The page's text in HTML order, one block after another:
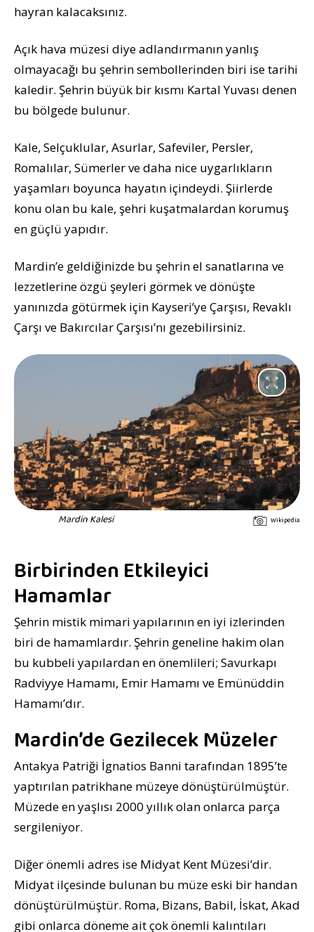
hayran kalacaksınız.
Açık hava müzesi diye adlandırmanın yanlış
olmayacağı bu şehrin sembollerinden biri ise tarihi
kaledir. Şehrin büyük bir kısmı Kartal Yuvası denen
bu bölgede bulunur.
Kale, Selçuklular, Asurlar, Safeviler, Persler,
Romalılar, Sümerler ve daha nice uygarlıkların
yaşamları boyunca hayatın içindeydi. Şiirlerde
konu olan bu kale, şehri kuşatmalardan korumuş
en güçlü yapıdır.
Mardin’e geldiğinizde bu şehrin el sanatlarına ve
lezzetlerine özgü şeyleri görmek ve dönüşte
yanınızda götürmek için Kayseri’ye Çarşısı, Revaklı
Çarşı ve Bakırcılar Çarşısı’nı gezebilirsiniz.
Mardin Kalesi Wikipedia
Birbirinden Etkileyici
Hamamlar
Şehrin mistik mimari yapılarının en iyi izlerinden
biri de hamamlardır. Şehrin geneline hakim olan
bu kubbeli yapılardan en önemlileri; Savurkapı
Radviyye Hamamı, Emir Hamamı ve Emünüddin
Hamamı’dır.
Mardin’de Gezilecek Müzeler
Antakya Patriği İgnatios Banni tarafından 1895’te
yaptırılan patrikhane müzeye dönüştürülmüştür.
Müzede en yaşlısı 2000 yıllık olan onlarca parça
sergileniyor.
Diğer önemli adres ise Midyat Kent Müzesi’dir.
Midyat ilçesinde bulunan bu müze eski bir handan
dönüştürülmüştür. Roma, Bizans, Babil, İskat, Akad
gibi onlarca döneme ait çok önemli kalıntıları